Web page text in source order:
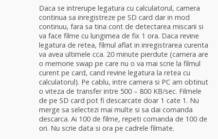
Daca se intrerupe legatura cu calculatorul, camera
continua sa inregistreze pe SD card dar in mod
continuu, fara sa tina cont de detectarea miscarii si
va face filme cu lungimea de fix 1 ora. Daca revine
legatura de retea, filmul aflat in inregistrarea curenta
va avea ultimele cca. 20 minute pierdute (camera are
o memorie swap pe care nu o va mai scrie la filmul
curent pe card, cand revine legatura la retea cu
calculatorul). Pe cablu, intre camera si PC am obtinut
o viteza de transfer intre 500 – 800 KB/sec. Filmele
de pe SD card pot fi descarcate doar 1 cate 1. Nu
merge sa selectezi mai multe si sa dai comanda
descarca. Ai 100 de filme, repeti comanda de 100 de
ori. Nu scrie data si ora pe cadrele filmate.